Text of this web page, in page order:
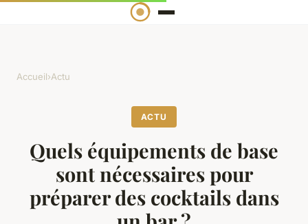
Accueil›Actu
ACTU
Quels équipements de base
sont nécessaires pour
préparer des cocktails dans